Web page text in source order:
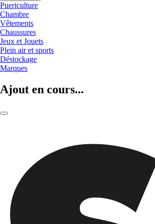
Puericulture
Chambre
Vêtements
Chaussures
Jeux et Jouets
Plein air et sports
Déstockage
Marques
Ajout en cours...